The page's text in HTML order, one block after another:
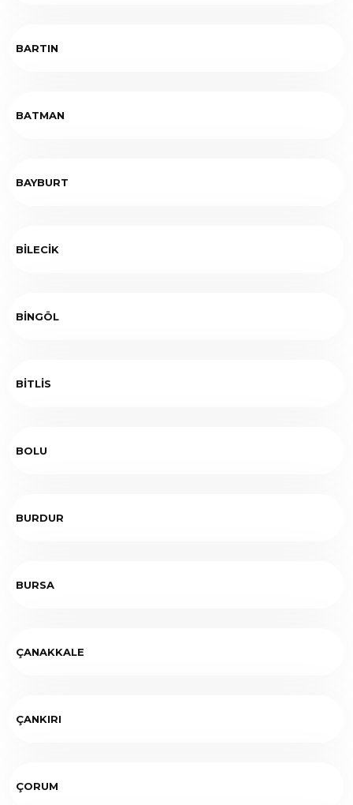
BARTIN
BATMAN
BAYBURT
BİLECİK
BİNGÖL
BİTLİS
BOLU
BURDUR
BURSA
ÇANAKKALE
ÇANKIRI
ÇORUM